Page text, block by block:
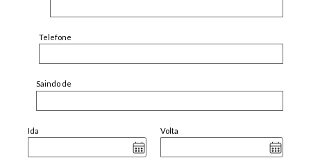
Telefone
Saindo de
Ida Volta